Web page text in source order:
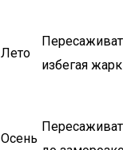
Лето
избегая
Осень